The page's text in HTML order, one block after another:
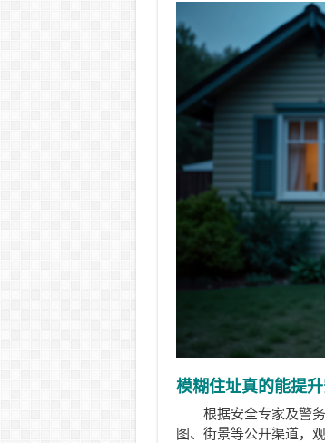
模糊住址真的能提升
根据安全专家及警
图、街景等公开渠道，